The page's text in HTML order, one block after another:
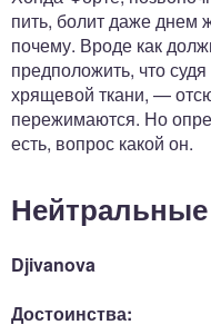
пить, болит даже днем
почему. Вроде как
предположить, что
хрящевой ткани, —
пережимаются. Но
есть, вопрос какой он.
Djivanova
Достоинства: